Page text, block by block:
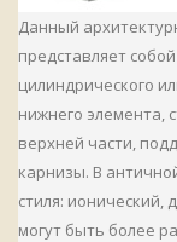
Данный
представляет
цилиндрического
нижнего элемента,
верхней части,
карнизы. В
стиля: ионический,
могут быть более